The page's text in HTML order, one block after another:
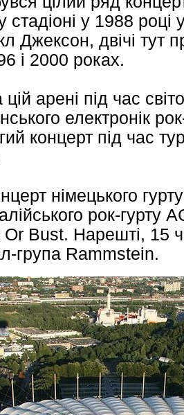
у 1988 році
Джексон, двічі тут
і 2000 роках.
арені під час
електронік
концерт під час
німецького
рок-гурту
Bust. Нарешті, 15
група Rammstein.